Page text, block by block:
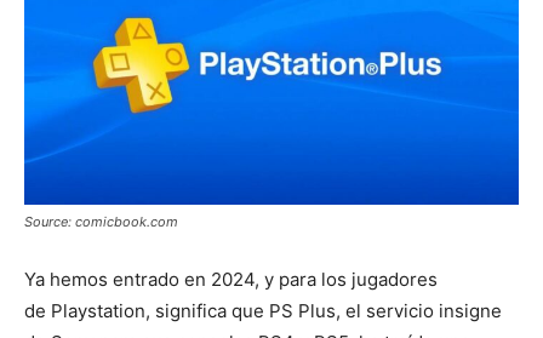
Source: comicbook.com
Ya hemos entrado en 2024, y para los jugadores
de Playstation, significa que PS Plus, el servicio insigne